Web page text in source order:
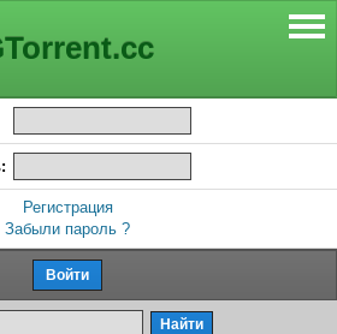
Регистрация
Забыли пароль ?